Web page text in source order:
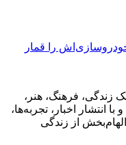
را قمار
در زمینه سبک زندگی، فرهنگ، هنر،
انتشار اخبار، تجربه‌ها،
از زندگی